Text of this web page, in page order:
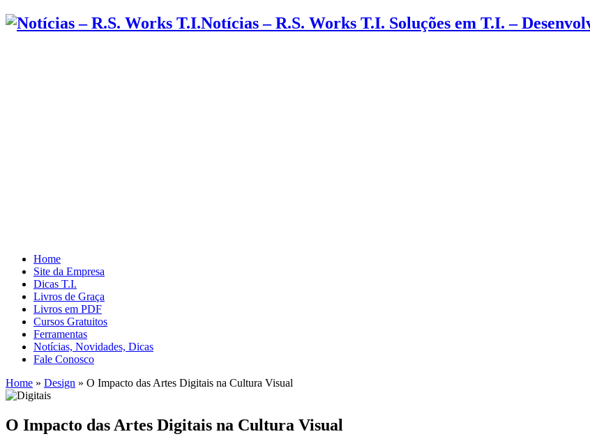
Notícias – R.S. Works T.I. Soluções em T.I. –
Home
Site da Empresa
Dicas T.I.
Livros de Graça
Livros em PDF
Cursos Gratuitos
Ferramentas
Notícias, Novidades, Dicas
Fale Conosco
Home » Design » O Impacto das Artes Digitais na Cultura Visual
O Impacto das Artes Digitais na Cultura Visual